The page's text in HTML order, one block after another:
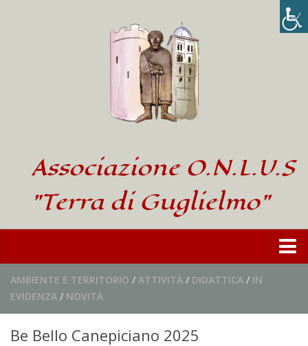
Associazione O.N.L.U.S
"Terra di Guglielmo"
Home
L’Associazione
AMBIENTE E TERRITORIO / ATTIVITÀ / DIDATTICA / IN
EVIDENZA / NOVITÀ
Be Bello Canepiciano 2025